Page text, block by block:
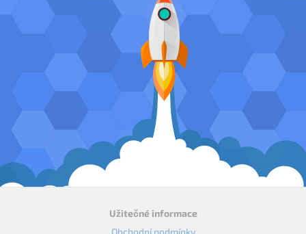
Užitečné informace
Obchodní podmínky